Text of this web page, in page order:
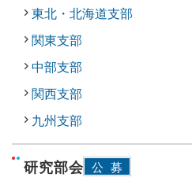
東北・北海道支部
関東支部
中部支部
関西支部
九州支部
研究部会 公募